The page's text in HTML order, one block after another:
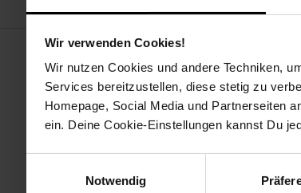
Wir verwenden Cookies!
Wir nutzen Cookies und andere Techniken,
Services bereitzustellen, diese stetig zu
Homepage, Social Media und Partnerseiten
ein. Deine Cookie-Einstellungen kannst Du
Notwendig
Unser Super-X Multi Trimmer aus Metall ist
Metallgriff und hervorragender
tägliche Bartpflege. Mit Nasen-, Ohren- und
durchgehenden kabellosen Betrieb. Teil unserer
Artikelnummer: 3094635000
EAN: 3030050175721